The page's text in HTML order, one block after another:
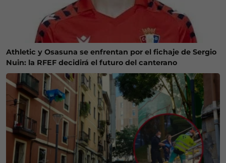
Athletic y Osasuna se enfrentan por el fichaje de Sergio
Nuin: la RFEF decidirá el futuro del canterano